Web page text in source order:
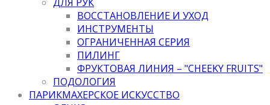
ВОССТАНОВЛЕНИЕ И УХОД
ИНСТРУМЕНТЫ
ОГРАНИЧЕННАЯ СЕРИЯ
ПИЛИНГ
ФРУКТОВАЯ ЛИНИЯ – "CHEEKY FRUITS"
ПОДОЛОГИЯ
ПАРИКМАХЕРСКОЕ ИСКУССТВО